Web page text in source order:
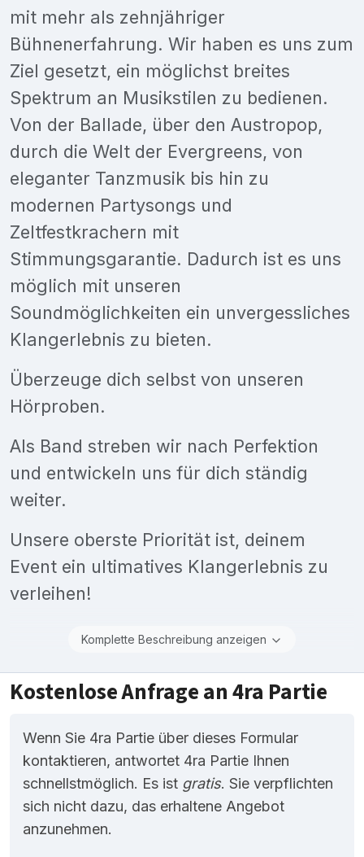
mit mehr als zehnjähriger
Bühnenerfahrung. Wir haben es uns zum
Ziel gesetzt, ein möglichst breites
Spektrum an Musikstilen zu bedienen.
Von der Ballade, über den Austropop,
durch die Welt der Evergreens, von
eleganter Tanzmusik bis hin zu
modernen Partysongs und
Zeltfestkrachern mit
Stimmungsgarantie. Dadurch ist es uns
möglich mit unseren
Soundmöglichkeiten ein unvergessliches
Klangerlebnis zu bieten.
Überzeuge dich selbst von unseren
Hörproben.
Als Band streben wir nach Perfektion
und entwickeln uns für dich ständig
weiter.
Unsere oberste Priorität ist, deinem
Event ein ultimatives Klangerlebnis zu
verleihen!
Komplette Beschreibung anzeigen
Kostenlose Anfrage an 4ra Partie
Wenn Sie 4ra Partie über dieses Formular
kontaktieren, antwortet 4ra Partie Ihnen
schnellstmöglich. Es ist gratis. Sie verpflichten
sich nicht dazu, das erhaltene Angebot
anzunehmen.